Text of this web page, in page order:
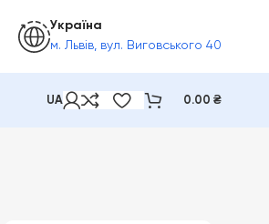
Україна
м. Львів, вул. Виговського 40
UA 0.00 ₴